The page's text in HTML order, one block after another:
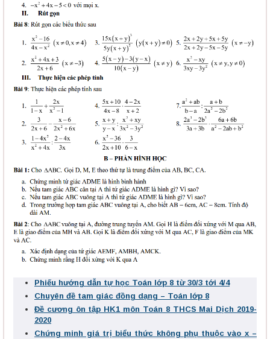
Phiếu hướng dẫn tự học Toán lớp 8 từ 30/3 tới 4/4
Chuyên đề tam giác đồng dạng – Toán lớp 8
Đề cương ôn tập HK1 môn Toán 8 THCS Mai Dịch 2019-
2020
Chứng minh giá trị biểu thức không phụ thuộc vào x –